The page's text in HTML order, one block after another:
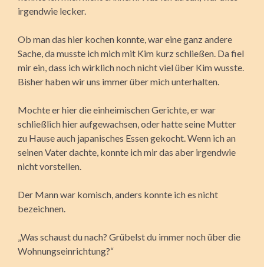
irgendwie lecker.
Ob man das hier kochen konnte, war eine ganz andere
Sache, da musste ich mich mit Kim kurz schließen. Da fiel
mir ein, dass ich wirklich noch nicht viel über Kim wusste.
Bisher haben wir uns immer über mich unterhalten.
Mochte er hier die einheimischen Gerichte, er war
schließlich hier aufgewachsen, oder hatte seine Mutter
zu Hause auch japanisches Essen gekocht. Wenn ich an
seinen Vater dachte, konnte ich mir das aber irgendwie
nicht vorstellen.
Der Mann war komisch, anders konnte ich es nicht
bezeichnen.
„Was schaust du nach? Grübelst du immer noch über die
Wohnungseinrichtung?“